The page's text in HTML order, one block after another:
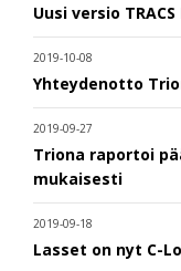
Uusi versio
2019-10-08
Yhteydenotto
2019-09-27
Triona raportoi
mukaisesti
2019-09-18
Lasset on nyt C-